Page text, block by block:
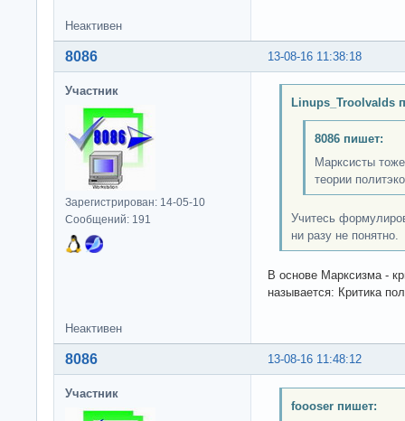
Неактивен
13-08-16 11:38:18
8086
Участник
Зарегистрирован: 14-05-10
Сообщений: 191
Linups_Troolvalds
8086 пишет:
Марксисты
теории
Учитесь
ни разу не понятно.
В основе Марксизма -
называется: Критика
Неактивен
13-08-16 11:48:12
8086
Участник
foooser пишет: